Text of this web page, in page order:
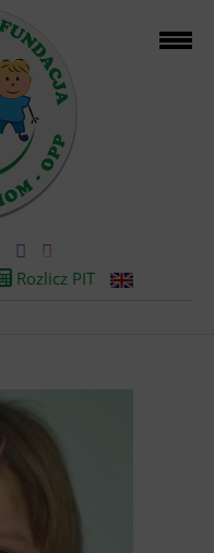
Rozlicz PIT